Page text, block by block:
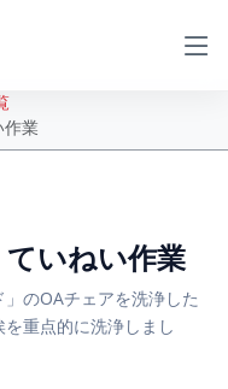
業
いねい作業
のOAチェアを洗浄した
重点的に洗浄しまし